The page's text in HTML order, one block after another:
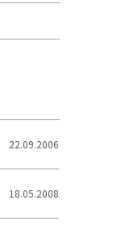
22.09.2006
18.05.2008